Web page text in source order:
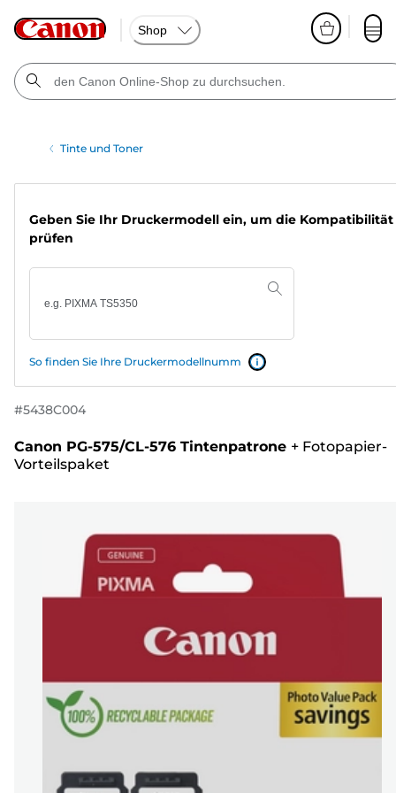
Shop
Tinte und Toner
Geben Sie Ihr Druckermodell ein, um die Kompatibilität
prüfen
So finden Sie Ihre Druckermodellnumm
#5438C004
Canon PG-575/CL-576 Tintenpatrone + Fotopapier-
Vorteilspaket